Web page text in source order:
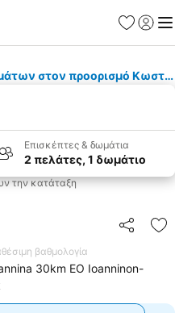
στον προορισμό
Επισκέπτες & δωμάτια
2 πελάτες, 1 δωμάτιο
την κατάταξη
βαθμολογία
30km EO Ioanninon-